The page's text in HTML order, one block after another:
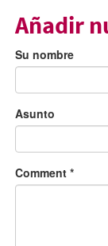
Añadir
Su nombre
Asunto
Comment *